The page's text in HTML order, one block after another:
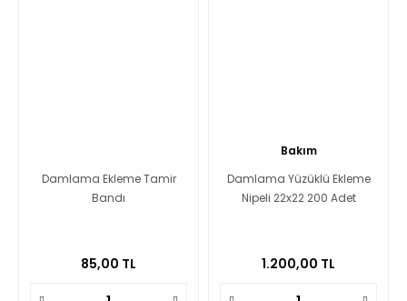
Damlama Ekleme Tamir
Bandı
85,00 TL
Bakım
Damlama Yüzüklü Ekleme
Nipeli 22x22 200 Adet
1.200,00 TL